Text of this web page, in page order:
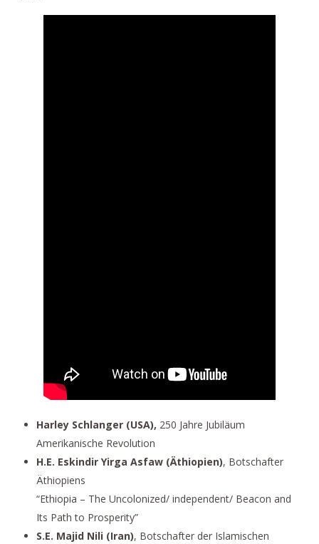
Harley Schlanger (USA), 250 Jahre Jubiläum
Amerikanische Revolution
H.E. Eskindir Yirga Asfaw (Äthiopien), Botschafter
Äthiopiens
“Ethiopia – The Uncolonized/ independent/ Beacon and
Its Path to Prosperity”
S.E. Majid Nili (Iran), Botschafter der Islamischen